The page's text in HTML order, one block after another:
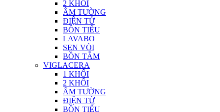
2 KHỐI
ÂM TƯỜNG
ĐIỆN TỬ
BỒN TIỂU
LAVABO
SEN VÒI
BỒN TẮM
VIGLACERA
1 KHỐI
2 KHỐI
ÂM TƯỜNG
ĐIỆN TỪ
BỒN TIỂU